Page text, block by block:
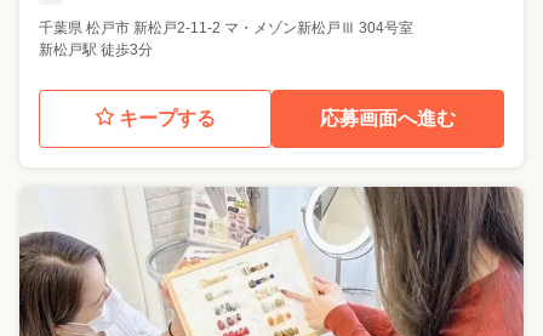
千葉県 松戸市 新松戸2-11-2 マ・メゾン新松戸Ⅲ 304号室
新松戸駅 徒歩3分
キープする 応募画面へ進む